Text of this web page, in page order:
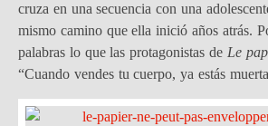
cruza en una secuencia con una
mismo camino que ella inició años atrás.
palabras lo que las protagonistas de Le
“Cuando vendes tu cuerpo, ya estás